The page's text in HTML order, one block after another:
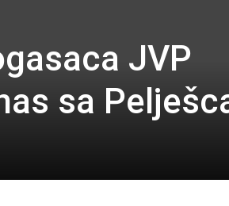
JVP
sa